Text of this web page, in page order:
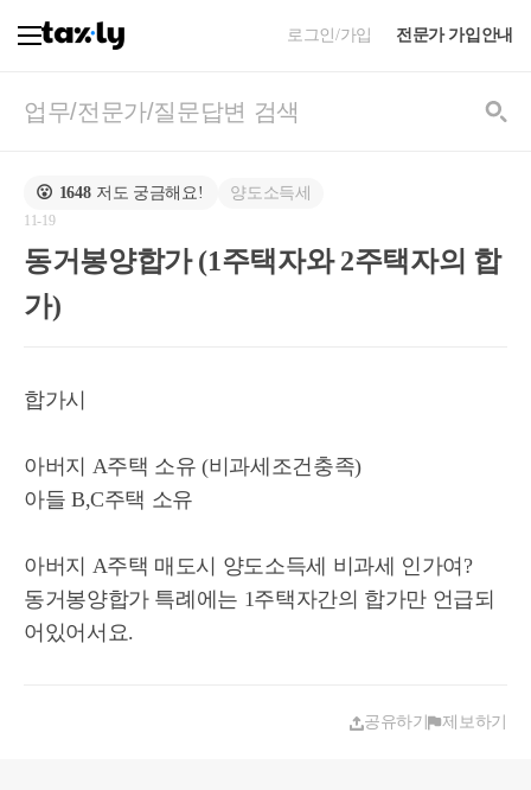
로그인/가입 전문가 가입안내
😮 1648 저도 궁금해요! 양도소득세
11-19
동거봉양합가 (1주택자와 2주택자의 합
가)
합가시
아버지 A주택 소유 (비과세조건충족)
아들 B,C주택 소유
아버지 A주택 매도시 양도소득세 비과세 인가여?
동거봉양합가 특례에는 1주택자간의 합가만 언급되
공유하기 제보하기